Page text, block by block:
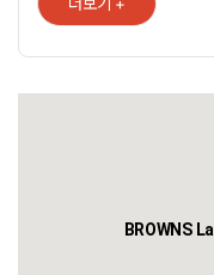
브라운스만의 커리큘럼을
선생님의 수업을 청강 함으
홈페이지 등에 토론 함으로
시간 마다 학생들이 무엇에
BROWNS